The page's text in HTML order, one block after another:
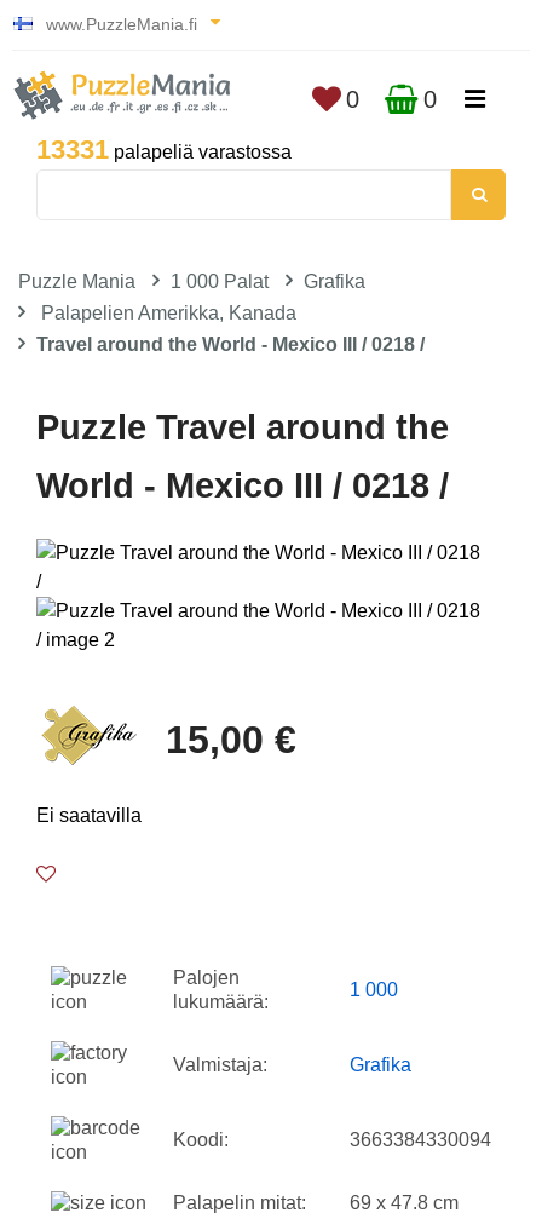
www.PuzzleMania.fi
13331 palapeliä varastossa
0 0
Puzzle Mania 1 000 Palat
Grafika
Palapelien Amerikka, Kanada
Travel around the World - Mexico III / 0218 /
Puzzle Travel around the
World - Mexico III / 0218 /
15,00 €
Ei saatavilla
Palojen
lukumäärä:
1 000
Valmistaja: Grafika
Koodi: 3663384330094
Palapelin mitat: 69 x 47.8 cm